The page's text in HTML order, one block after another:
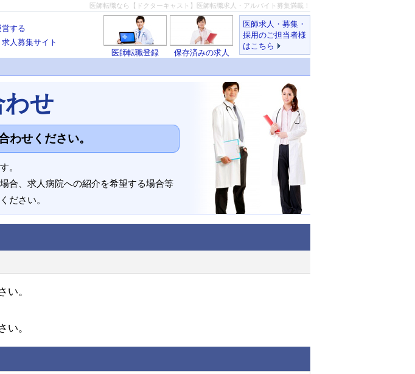
医師転職なら【ドクターキャスト】医師転職求人・アルバイト募集満載！
する
人募集サイト
医師求人・募集・
採用のご担当者様
はこちら
保存済みの求人
医師転職登録
わせ
わせください。
。
合、求人病院への紹介を希望する場合等
ださい。
い。
い。